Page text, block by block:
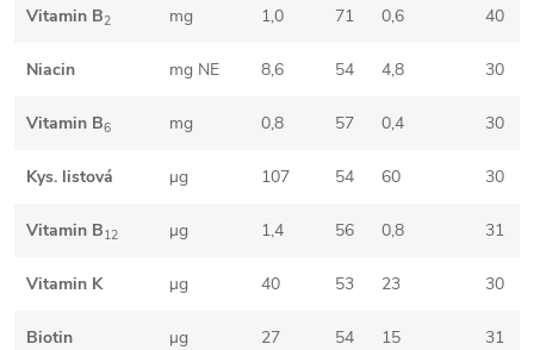
Vitamin B2 mg 1,0 71 0,6 40
Niacin mg NE 8,6 54 4,8 30
Vitamin B6 mg 0,8 57 0,4 30
Kys. listová μg 107 54 60 30
Vitamin B12 μg 1,4 56 0,8 31
Vitamin K μg 40 53 23 30
Biotin μg 27 54 15 31